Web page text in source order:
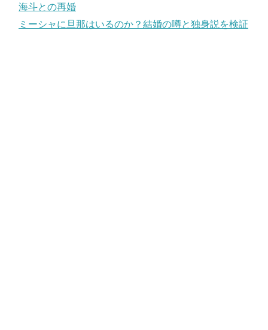
海斗との再婚
ミーシャに旦那はいるのか？結婚の噂と独身説を検証